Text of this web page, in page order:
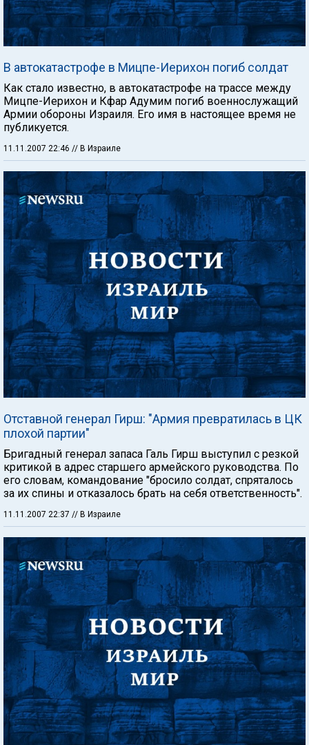
В автокатастрофе в Мицпе-Иерихон погиб солдат
Как стало известно, в автокатастрофе на трассе между
Мицпе-Иерихон и Кфар Адумим погиб военнослужащий
Армии обороны Израиля. Его имя в настоящее время не
публикуется.
11.11.2007 22:46 // В Израиле
Отставной генерал Гирш: "Армия превратилась в ЦК
плохой партии"
Бригадный генерал запаса Галь Гирш выступил с резкой
критикой в адрес старшего армейского руководства. По
его словам, командование "бросило солдат, спряталось
за их спины и отказалось брать на себя ответственность".
11.11.2007 22:37 // В Израиле